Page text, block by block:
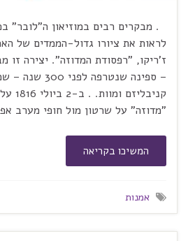
. מבקרים רבים במוזיאון ה"לובר"
לראות את ציורו גדול-הממדים של
ז'ריקו, "רפסודת המדוזה". יצירה זו
– ספינה שנטרפה
"מדוזה" על שרטון מול חופי מערב
המשיכו בקריאה
אמנות